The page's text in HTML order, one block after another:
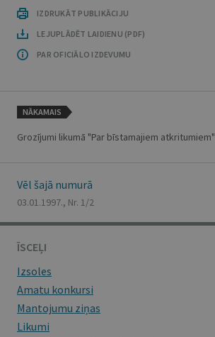
IZDRUKĀT PUBLIKĀCIJU
LEJUPLĀDĒT LAIDIENU (PDF)
PAR OFICIĀLO IZDEVUMU
NĀKAMAIS
Grozījumi likumā "Par bīstamajiem atkritumiem"
Vēl šajā numurā
03.01.1997., Nr. 1/2
ĪSCEĻI
Izsoles
Amatu konkursi
Mantojumu ziņas
Likumi